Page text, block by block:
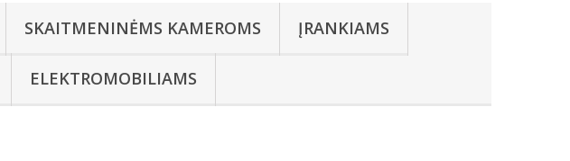
SKAITMENINĖMS KAMEROMS ĮRANKIAMS
ELEKTROMOBILIAMS